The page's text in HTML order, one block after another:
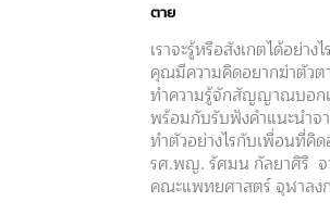
ตาย
เราจะรู้หรือสังเกตได้อย่า
คุณมีความคิดอยากฆ่าตัวต
ทำความรู้จักสัญญาณบอก
พร้อมกับรับฟังคำแนะนำ
ทำตัวอย่างไรกับเพื่อนที่คิ
รศ.พญ. รัศมน กัลยาศิริ จ
คณะแพทยศาสตร์ จุฬาลง